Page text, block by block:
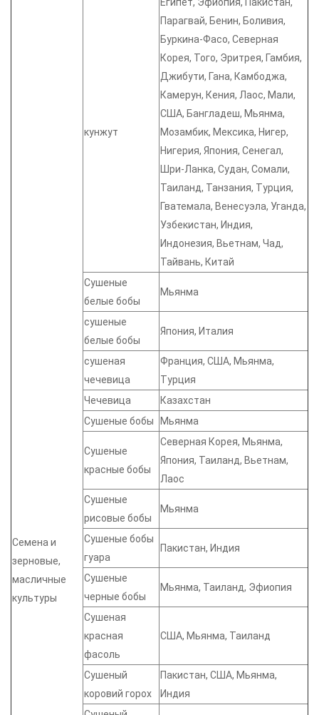
Семена и
зерновые,
масличные
культуры
кунжут
Парагвай, Бенин, Боливия,
Буркина-Фасо, Северная
Корея, Того, Эритрея, Гамбия,
Джибути, Гана, Камбоджа,
Камерун, Кения, Лаос, Мали,
США, Бангладеш, Мьянма,
Мозамбик, Мексика, Нигер,
Нигерия, Япония, Сенегал,
Шри-Ланка, Судан, Сомали,
Таиланд, Танзания, Турция,
Гватемала, Венесуэла, Уганда,
Узбекистан, Индия,
Индонезия, Вьетнам, Чад,
Тайвань, Китай
Сушеные
белые бобы
Мьянма
сушеные
белые бобы
Япония, Италия
сушеная
чечевица
Франция, США, Мьянма,
Турция
Чечевица
Казахстан
Сушеные бобы
Мьянма
Сушеные
красные бобы
Северная Корея, Мьянма,
Япония, Таиланд, Вьетнам,
Лаос
Сушеные
рисовые бобы
Мьянма
Сушеные бобы
гуара
Пакистан, Индия
Сушеные
черные бобы
Мьянма, Таиланд, Эфиопия
Сушеная
красная
фасоль
США, Мьянма, Таиланд
Сушеный
коровий горох
Пакистан, США, Мьянма,
Индия